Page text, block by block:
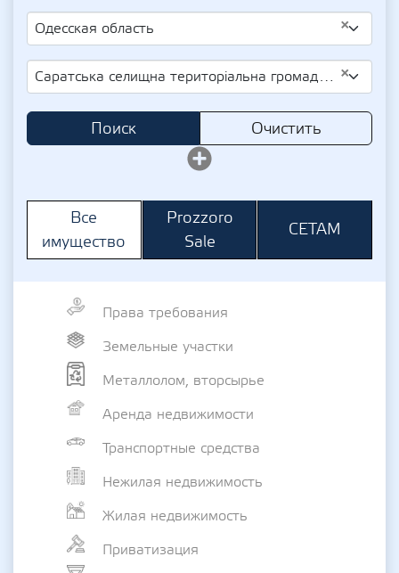
×
Одесская область
×
Саратська селищна територіальна громада (Новоселівська сільська рада)
Поиск Очистить
Все
имущество
Prozzoro
Sale
СЕТАМ
Права требования
Земельные участки
Металлолом, вторсырье
Аренда недвижимости
Транспортные средства
Нежилая недвижимость
Жилая недвижимость
Приватизация